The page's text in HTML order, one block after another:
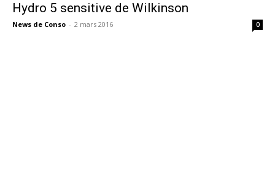
Hydro 5 sensitive de Wilkinson
News de Conso - 2 mars 2016 0